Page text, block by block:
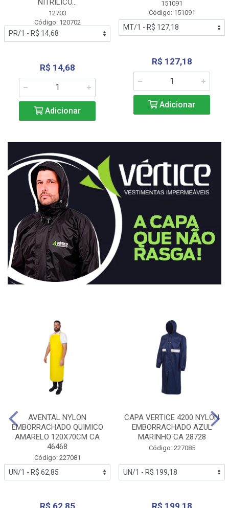
NITRÍLICO...
12703
Código: 120702
R$ 14,68
Adicionar
151091
Código: 151091
R$ 127,18
Adicionar
AVENTAL NYLON
EMBORRACHADO QUIMICO
AMARELO 120X70CM CA
46468
Código: 227081
CAPA VERTICE 4200 NYLON
EMBORRACHADO AZUL
MARINHO CA 28728
Código: 227085